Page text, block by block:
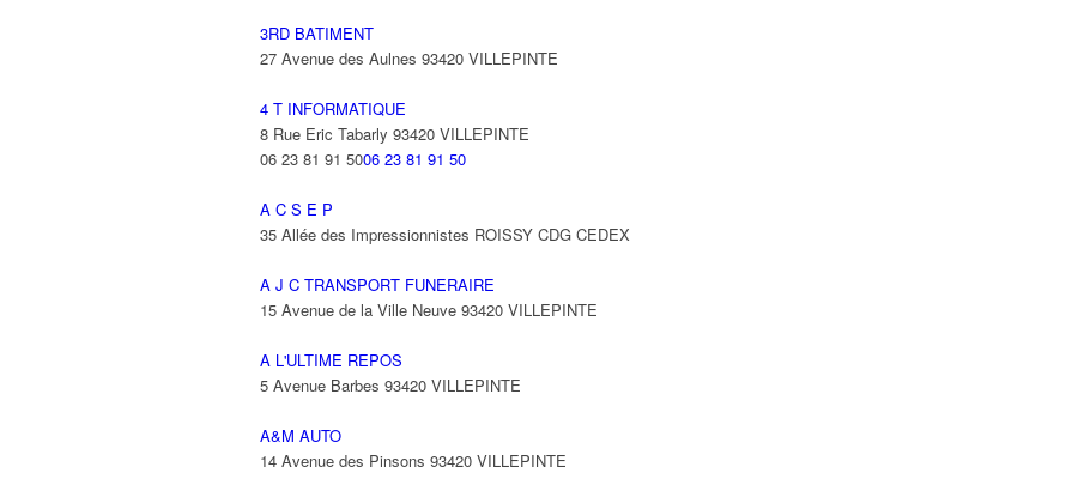
3RD BATIMENT
27 Avenue des Aulnes 93420 VILLEPINTE
4 T INFORMATIQUE
8 Rue Eric Tabarly 93420 VILLEPINTE
06 23 81 91 5006 23 81 91 50
A C S E P
35 Allée des Impressionnistes ROISSY CDG CEDEX
A J C TRANSPORT FUNERAIRE
15 Avenue de la Ville Neuve 93420 VILLEPINTE
A L'ULTIME REPOS
5 Avenue Barbes 93420 VILLEPINTE
A&M AUTO
14 Avenue des Pinsons 93420 VILLEPINTE